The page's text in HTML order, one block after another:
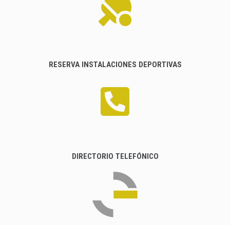
RESERVA INSTALACIONES DEPORTIVAS
DIRECTORIO TELEFÓNICO